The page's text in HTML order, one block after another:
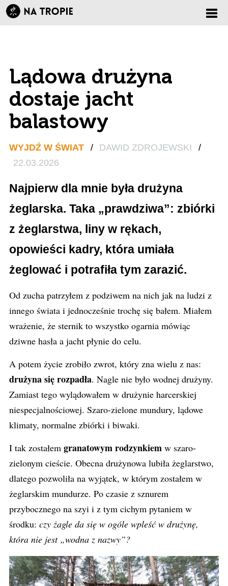
Lądowa drużyna
dostaje jacht
balastowy
WYJDŹ W ŚWIAT / DAWID ZDROJEWSKI
/
22.03.2026
Najpierw dla mnie była drużyna
żeglarska. Taka „prawdziwa”: zbiórki
z żeglarstwa, liny w rękach,
opowieści kadry, która umiała
żeglować i potrafiła tym zarazić.
Od zucha patrzyłem z podziwem na nich jak na ludzi z
innego świata i jednocześnie trochę się bałem. Miałem
wrażenie, że sternik to wszystko ogarnia mówiąc
dziwne hasła a jacht płynie do celu.
A potem życie zrobiło zwrot, który zna wielu z nas:
drużyna się rozpadła. Nagle nie było wodnej drużyny.
Zamiast tego wylądowałem w drużynie harcerskiej
niespecjalnościowej. Szaro-zielone mundury, lądowe
klimaty, normalne zbiórki i biwaki.
I tak zostałem granatowym rodzynkiem w szaro-
zielonym cieście. Obecna drużynowa lubiła żeglarstwo,
dlatego pozwoliła na wyjątek, w którym zostałem w
żeglarskim mundurze. Po czasie z sznurem
przybocznego na szyi i z tym cichym pytaniem w
środku: czy żagle da się w ogóle wpleść w drużynę,
która nie jest „wodna z nazwy”?